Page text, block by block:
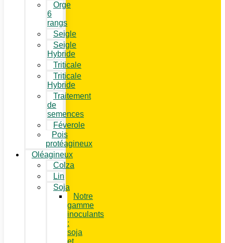
Orge
6
rangs
Seigle
Seigle
Hybride
Triticale
Triticale
Hybride
Traitement
de
semences
Féverole
Pois
protéagineux
Oléagineux
Colza
Lin
Soja
Notre
gamme
inoculants
:
soja
et